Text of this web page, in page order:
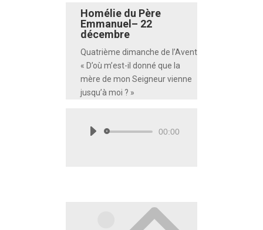
Homélie du Père
Emmanuel– 22
décembre
Quatrième dimanche de l’Avent
« D’où m’est-il donné que la
mère de mon Seigneur vienne
jusqu’à moi ? »
Lecteur00:00